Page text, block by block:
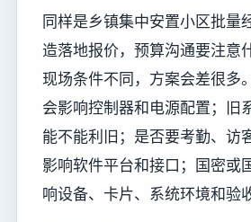
同样是乡镇集中安置小区批量
造落地报价，预算沟通要注意
现场条件不同，方案会差很多
会影响控制器和电源配置；旧
能不能利旧；是否要考勤、访
影响软件平台和接口；国密或
响设备、卡片、系统环境和验